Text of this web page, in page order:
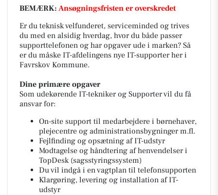
BEMÆRK: Ansøgningsfristen er overskredet
Er du teknisk velfunderet, serviceminded og trives
du med en alsidig hverdag, hvor du både passer
supporttelefonen og har opgaver ude i marken? Så
er du måske IT-afdelingens nye IT-supporter her i
Favrskov Kommune.
Dine primære opgaver
Som udekørende IT-tekniker og Supporter vil du få
ansvar for:
On-site support til medarbejdere i børnehaver,
plejecentre og administrationsbygninger m.fl.
Fejlfinding og opsætning af IT-udstyr
Modtagelse og håndtering af henvendelser i
TopDesk (sagsstyringssystem)
Du vil indgå i en vagtplan til telefonsupporten
Klargøring, levering og installation af IT-
udstyr